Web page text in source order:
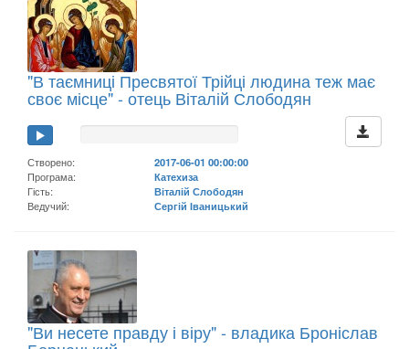
"В таємниці Пресвятої Трійці людина теж має
своє місце" - отець Віталій Слободян
Створено:
2017-06-01 00:00:00
Програма:
Катехиза
Гість:
Віталій Слободян
Ведучий:
Сергій Іваницький
"Ви несете правду і віру" - владика Броніслав